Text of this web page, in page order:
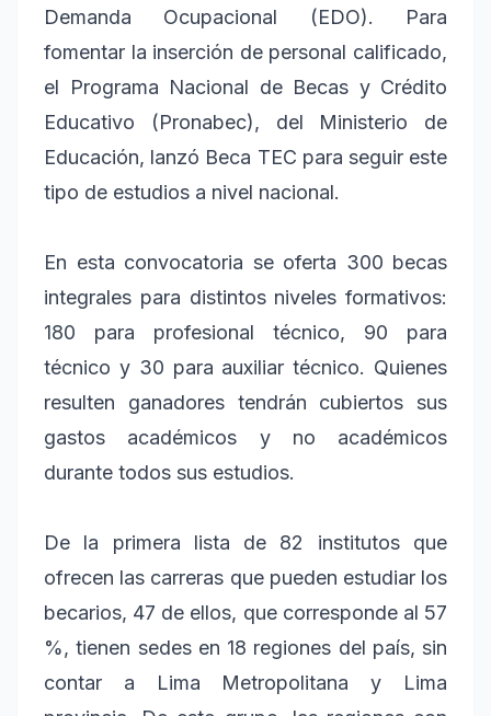
Demanda Ocupacional (EDO). Para
fomentar la inserción de personal calificado,
el Programa Nacional de Becas y Crédito
Educativo (Pronabec), del Ministerio de
Educación, lanzó Beca TEC para seguir este
tipo de estudios a nivel nacional.
En esta convocatoria se oferta 300 becas
integrales para distintos niveles formativos:
180 para profesional técnico, 90 para
técnico y 30 para auxiliar técnico. Quienes
resulten ganadores tendrán cubiertos sus
gastos académicos y no académicos
durante todos sus estudios.
De la primera lista de 82 institutos que
ofrecen las carreras que pueden estudiar los
becarios, 47 de ellos, que corresponde al 57
%, tienen sedes en 18 regiones del país, sin
contar a Lima Metropolitana y Lima